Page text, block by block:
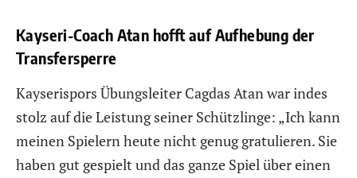
Kayseri-Coach Atan hofft auf Aufhebung der
Transfersperre
Kayserispors Übungsleiter Cagdas Atan war indes
stolz auf die Leistung seiner Schützlinge: „Ich kann
meinen Spielern heute nicht genug gratulieren. Sie
haben gut gespielt und das ganze Spiel über einen